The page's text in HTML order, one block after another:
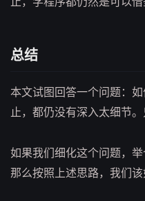
总结
本文试图回答一个问题：
止，都仍没有深入太细节
如果我们细化这个问题，
那么按照上述思路，我们该